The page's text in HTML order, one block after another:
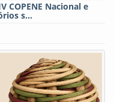
COPENE Nacional e
s...